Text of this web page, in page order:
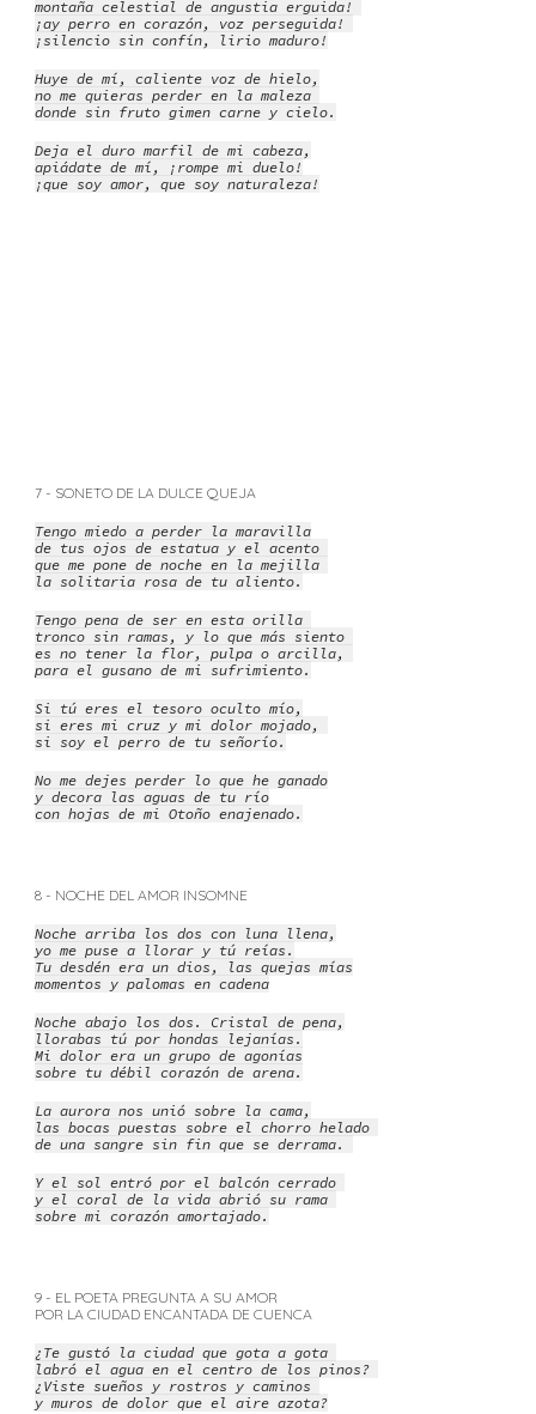
montaña celestial de angustia erguida!
¡ay perro en corazón, voz perseguida!
¡silencio sin confín, lirio maduro!
Huye de mí, caliente voz de hielo,
no me quieras perder en la maleza
donde sin fruto gimen carne y cielo.
Deja el duro marfil de mi cabeza,
apiádate de mí, ¡rompe mi duelo!
¡que soy amor, que soy naturaleza!
7 - SONETO DE LA DULCE QUEJA
Tengo miedo a perder la maravilla
de tus ojos de estatua y el acento
que me pone de noche en la mejilla
la solitaria rosa de tu aliento.
Tengo pena de ser en esta orilla
tronco sin ramas, y lo que más siento
es no tener la flor, pulpa o arcilla,
para el gusano de mi sufrimiento.
Si tú eres el tesoro oculto mío,
si eres mi cruz y mi dolor mojado,
si soy el perro de tu señorío.
No me dejes perder lo que he ganado
y decora las aguas de tu río
con hojas de mi Otoño enajenado.
8 - NOCHE DEL AMOR INSOMNE
Noche arriba los dos con luna llena,
yo me puse a llorar y tú reías.
Tu desdén era un dios, las quejas mías
momentos y palomas en cadena
Noche abajo los dos. Cristal de pena,
llorabas tú por hondas lejanías.
Mi dolor era un grupo de agonías
sobre tu débil corazón de arena.
La aurora nos unió sobre la cama,
las bocas puestas sobre el chorro helado
de una sangre sin fin que se derrama.
Y el sol entró por el balcón cerrado
y el coral de la vida abrió su rama
sobre mi corazón amortajado.
9 - EL POETA PREGUNTA A SU AMOR
POR LA CIUDAD ENCANTADA DE CUENCA
¿Te gustó la ciudad que gota a gota
labró el agua en el centro de los pinos?
¿Viste sueños y rostros y caminos
y muros de dolor que el aire azota?